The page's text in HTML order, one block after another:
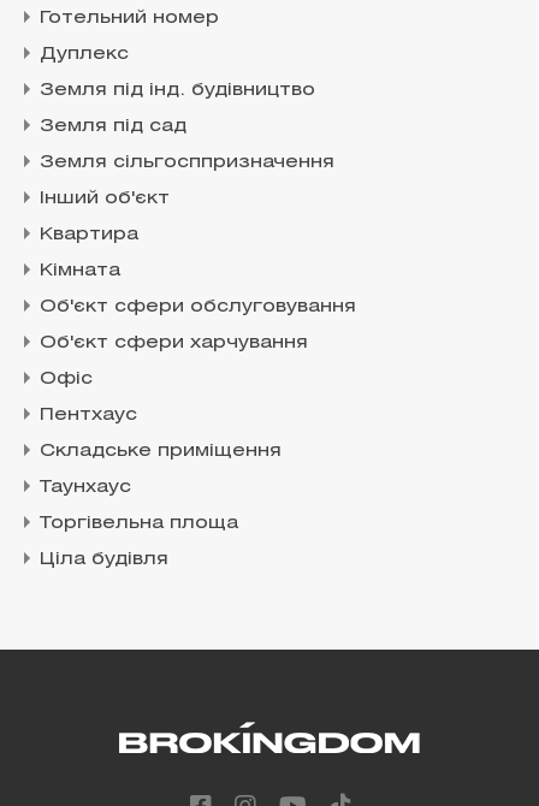
Готельний номер
Дуплекс
Земля під інд. будівництво
Земля під сад
Земля сільгосппризначення
Інший об'єкт
Квартира
Кімната
Об'єкт сфери обслуговування
Об'єкт сфери харчування
Офіс
Пентхаус
Складське приміщення
Таунхаус
Торгівельна площа
Ціла будівля